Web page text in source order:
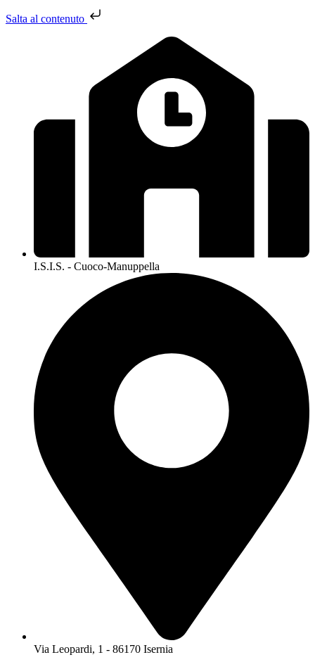
Salta al contenuto
I.S.I.S. - Cuoco-Manuppella
Via Leopardi, 1 - 86170 Isernia